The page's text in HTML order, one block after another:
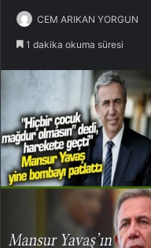
CEM ARIKAN YORGUN
1 dakika okuma süresi